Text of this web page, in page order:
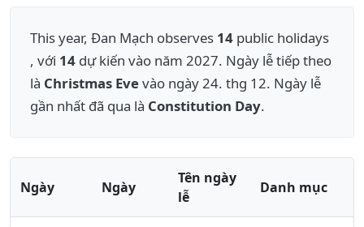
This year, Đan Mạch observes 14 public holidays
, với 14 dự kiến vào năm 2027. Ngày lễ tiếp theo
là Christmas Evevào ngày 24. thg 12. Ngày lễ
gần nhất đã qua là Constitution Day.
Ngày Ngày
Tên ngày
lễ
Danh mục